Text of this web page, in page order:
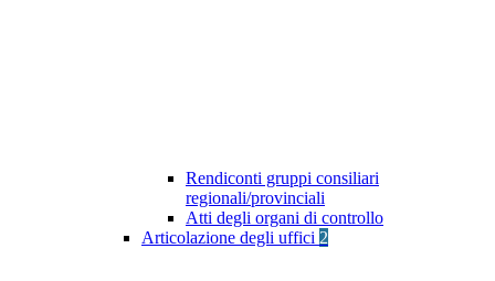
Rendiconti gruppi consiliari
regionali/provinciali
Atti degli organi di controllo
Articolazione degli uffici 2